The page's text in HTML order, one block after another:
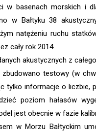
w basenach morskich i
w Bałtyku 38
natężeniu ruchu
cały rok 2014.
akustycznych z
testowy (w
tylko informacje o liczbie,
poziom hałasów
jest obecnie w fazie
w Morzu Bałtyckim